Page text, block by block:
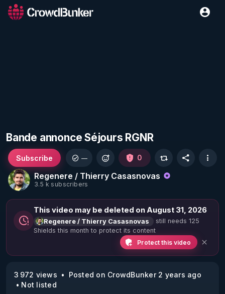
Bande annonce Séjours RGNR
Regenere / Thierry Casasnovas
3.5 k subscribers
Subscribe — 0
This video may be deleted on August 31, 2026
Regenere / Thierry Casasnovas
still needs 125
Shields this month to protect its content
Protect this video
3 972 views
Posted on CrowdBunker 2 years ago
Not listed